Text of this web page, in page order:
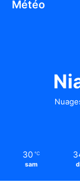
Météo
30 ℃
sam